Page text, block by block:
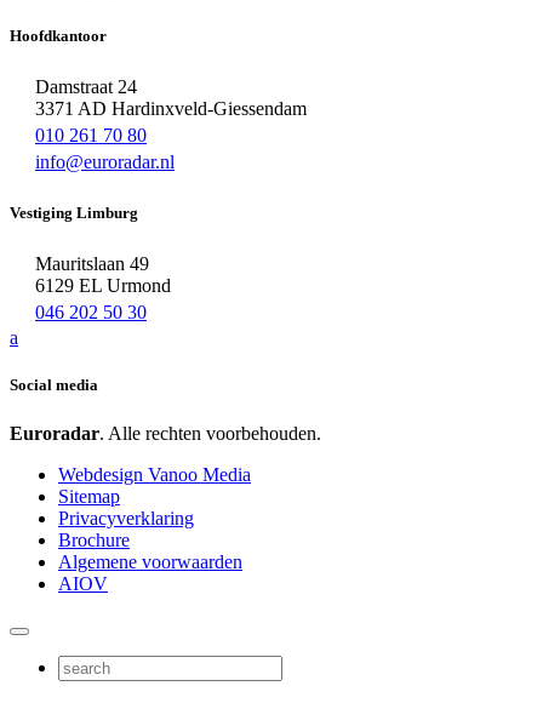
Hoofdkantoor
Damstraat 24
3371 AD Hardinxveld-Giessendam
010 261 70 80
info@euroradar.nl
Vestiging Limburg
Mauritslaan 49
6129 EL Urmond
046 202 50 30
a
Social media
Euroradar. Alle rechten voorbehouden.
Webdesign Vanoo Media
Sitemap
Privacyverklaring
Brochure
Algemene voorwaarden
AIOV